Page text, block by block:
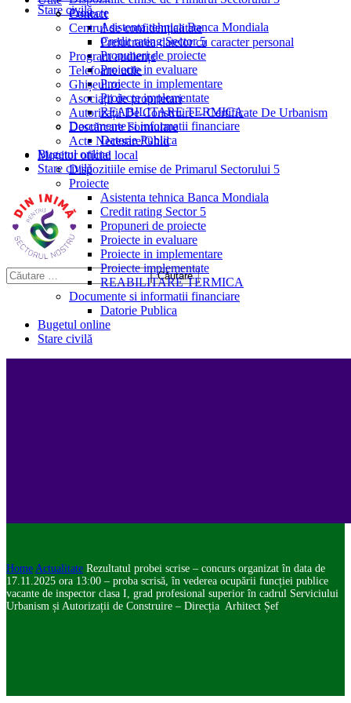
Stare civilă
Proiecte
Asistenta tehnica Banca Mondiala
Credit rating Sector 5
Propuneri de proiecte
Proiecte in evaluare
Proiecte in implementare
Proiecte implementate
REABILITARE TERMICA
Documente si informatii financiare
Datorie Publica
Bugetul online
Stare civilă
Contact
Centrul de confidențialitate
Prelucrarea datelor cu caracter personal
Program audiențe
Telefoane utile
Ghișeul.ro
Asociații de proprietari
Autorizații De Construire – Certificate De Urbanism
Descărcare Formulare
Acte Necesare/Ghid
Monitor oficial local
Dispozitiile emise de Primarul Sectorului 5
Proiecte
Asistenta tehnica Banca Mondiala
Credit rating Sector 5
Propuneri de proiecte
Proiecte in evaluare
Proiecte in implementare
Proiecte implementate
REABILITARE TERMICA
Documente si informatii financiare
Datorie Publica
Bugetul online
Stare civilă
Home Actualitate Rezultatul probei scrise – concurs organizat în data de
17.11.2025 ora 13:00 – proba scrisă, în vederea ocupării funcției publice
vacante de inspector clasa I, grad profesional superior în cadrul Serviciului
Urbanism și Autorizații de Construire – Direcția Arhitect Șef